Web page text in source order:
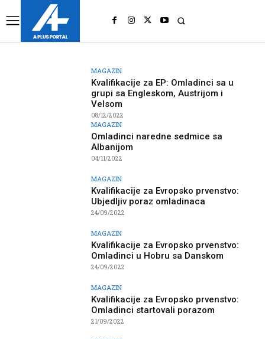
MAGAZIN
Kvalifikacije za EP: Omladinci sa u
grupi sa Engleskom, Austrijom i
Velsom
08/12/2022
MAGAZIN
Omladinci naredne sedmice sa
Albanijom
04/11/2022
MAGAZIN
Kvalifikacije za Evropsko prvenstvo:
Ubjedljiv poraz omladinaca
24/09/2022
MAGAZIN
Kvalifikacije za Evropsko prvenstvo:
Omladinci u Hobru sa Danskom
24/09/2022
MAGAZIN
Kvalifikacije za Evropsko prvenstvo:
Omladinci startovali porazom
21/09/2022